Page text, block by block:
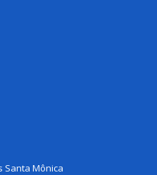
Santa Mônica